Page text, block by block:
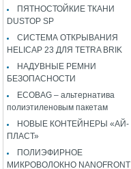
ПЯТНОСТОЙКИЕ ТКАНИ
DUSTOP SP
СИСТЕМА ОТКРЫВАНИЯ
HELICAP 23 ДЛЯ TETRA BRIK
НАДУВНЫЕ РЕМНИ
БЕЗОПАСНОСТИ
ECOBAG – альтернатива
полиэтиленовым пакетам
НОВЫЕ КОНТЕЙНЕРЫ «АЙ-
ПЛАСТ»
ПОЛИЭФИРНОЕ
МИКРОВОЛОКНО NANOFRONT